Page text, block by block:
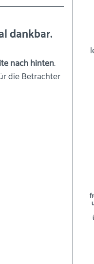
dankbar.
nach hinten.
die Betrachter